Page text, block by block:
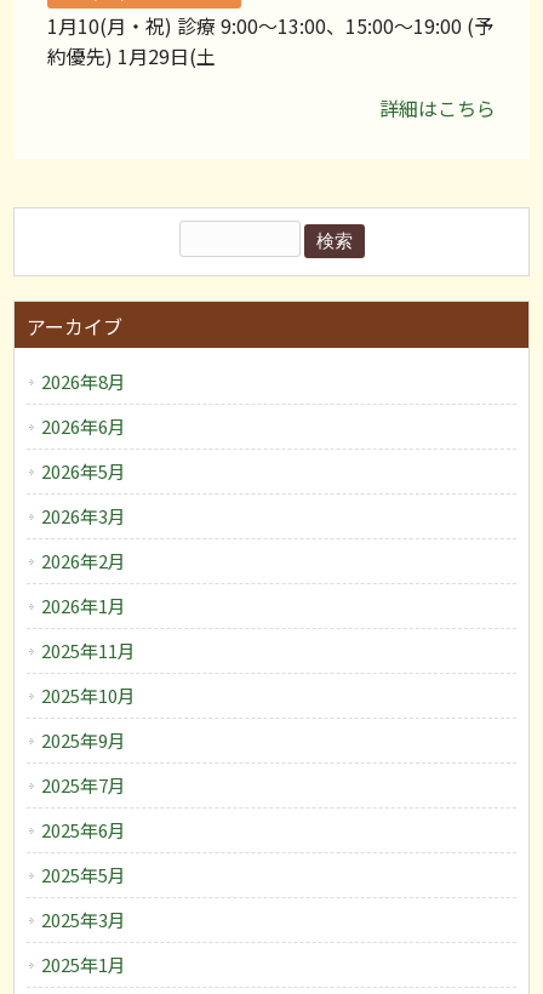
1月10(月・祝) 診療 9:00〜13:00、15:00〜19:00 (予
約優先) 1月29日(土
詳細はこちら
アーカイブ
2026年8月
2026年6月
2026年5月
2026年3月
2026年2月
2026年1月
2025年11月
2025年10月
2025年9月
2025年7月
2025年6月
2025年5月
2025年3月
2025年1月